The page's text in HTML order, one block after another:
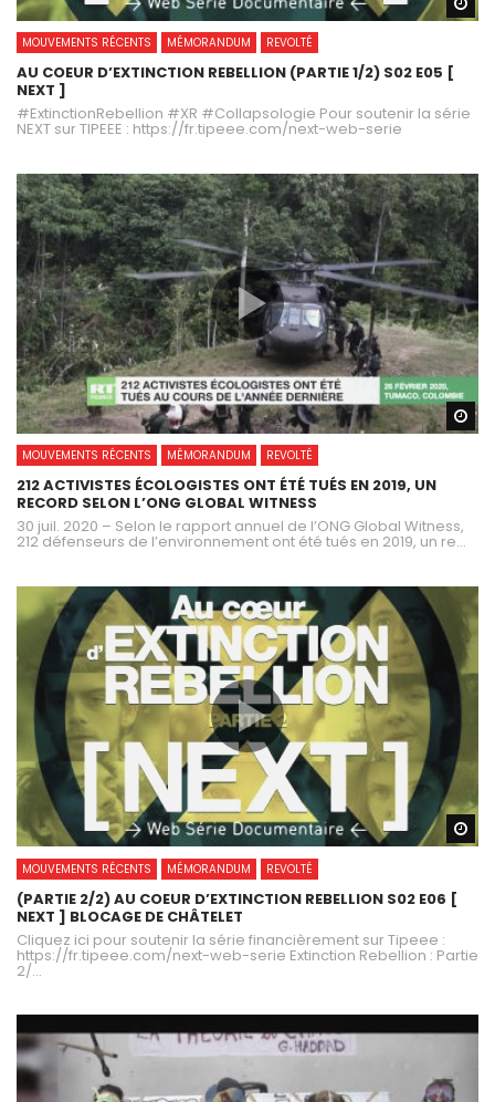
MOUVEMENTS RÉCENTS MÉMORANDUM REVOLTÉ
AU COEUR D’EXTINCTION REBELLION (PARTIE 1/2) S02 E05 [
NEXT ]
#ExtinctionRebellion #XR #Collapsologie Pour soutenir la série
NEXT sur TIPEEE : https://fr.tipeee.com/next-web-serie
MOUVEMENTS RÉCENTS MÉMORANDUM REVOLTÉ
212 ACTIVISTES ÉCOLOGISTES ONT ÉTÉ TUÉS EN 2019, UN
RECORD SELON L’ONG GLOBAL WITNESS
30 juil. 2020 – Selon le rapport annuel de l’ONG Global Witness,
212 défenseurs de l’environnement ont été tués en 2019, un re...
MOUVEMENTS RÉCENTS MÉMORANDUM REVOLTÉ
(PARTIE 2/2) AU COEUR D’EXTINCTION REBELLION S02 E06 [
NEXT ] BLOCAGE DE CHÂTELET
Cliquez ici pour soutenir la série financièrement sur Tipeee :
https://fr.tipeee.com/next-web-serie Extinction Rebellion : Partie
2/...